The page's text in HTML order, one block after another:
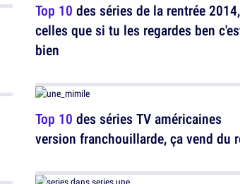
Top 10 des séries de la rentrée 2014,
celles que si tu les regardes ben
bien
Top 10 des séries TV américaines
version franchouillarde, ça vend du